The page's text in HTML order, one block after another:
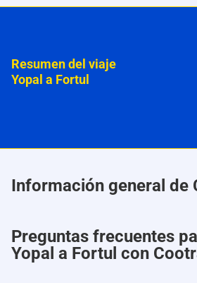
Resumen del viaje
Yopal a Fortul
Información general de
Preguntas frecuentes
Yopal a Fortul con